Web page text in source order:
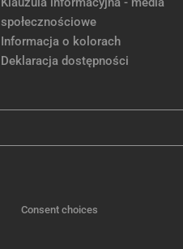
społecznościowe
Informacja o kolorach
Deklaracja dostępności
Consent choices